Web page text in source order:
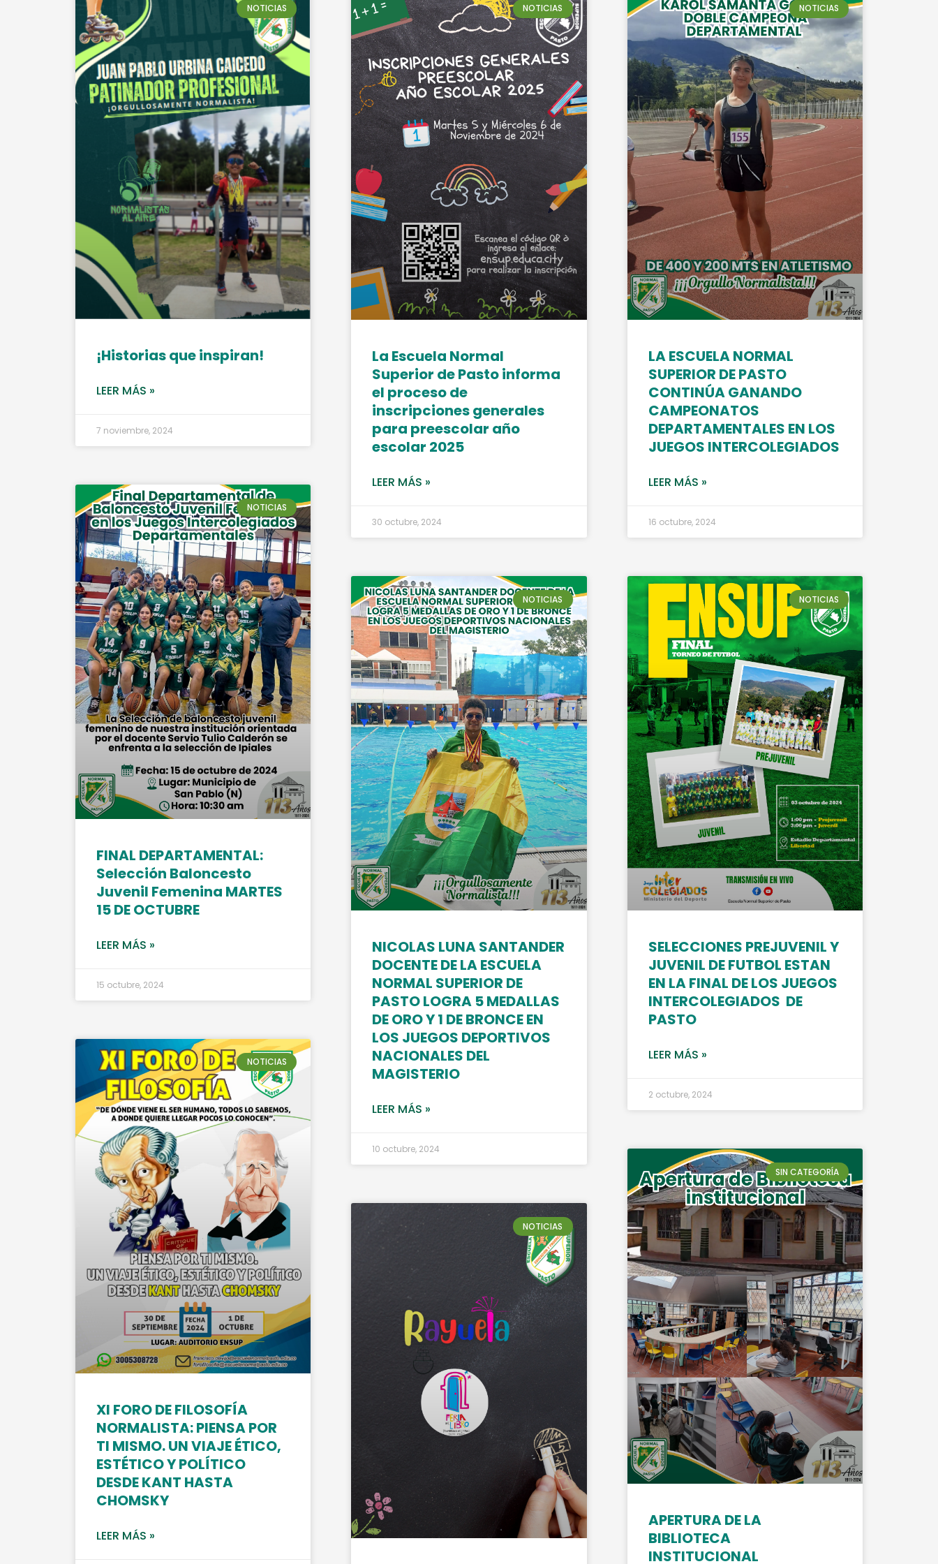
NOTICIAS
¡Historias que inspiran!
LEER MÁS »
7 noviembre, 2024
NOTICIAS
La Escuela Normal
Superior de Pasto informa
el proceso de
inscripciones generales
para preescolar año
escolar 2025
LEER MÁS »
30 octubre, 2024
NOTICIAS
LA ESCUELA NORMAL
SUPERIOR DE PASTO
CONTINÚA GANANDO
CAMPEONATOS
DEPARTAMENTALES EN LOS
JUEGOS INTERCOLEGIADOS
LEER MÁS »
16 octubre, 2024
NOTICIAS
FINAL DEPARTAMENTAL:
Selección Baloncesto
Juvenil Femenina MARTES
15 DE OCTUBRE
LEER MÁS »
15 octubre, 2024
NOTICIAS
NICOLAS LUNA SANTANDER
DOCENTE DE LA ESCUELA
NORMAL SUPERIOR DE
PASTO LOGRA 5 MEDALLAS
DE ORO Y 1 DE BRONCE EN
LOS JUEGOS DEPORTIVOS
NACIONALES DEL
MAGISTERIO
LEER MÁS »
10 octubre, 2024
NOTICIAS
SELECCIONES PREJUVENIL Y
JUVENIL DE FUTBOL ESTAN
EN LA FINAL DE LOS JUEGOS
INTERCOLEGIADOS DE
PASTO
LEER MÁS »
2 octubre, 2024
NOTICIAS
XI FORO DE FILOSOFÍA
NORMALISTA: PIENSA POR
TI MISMO. UN VIAJE ÉTICO,
ESTÉTICO Y POLÍTICO
DESDE KANT HASTA
CHOMSKY
LEER MÁS »
NOTICIAS
SIN CATEGORÍA
APERTURA DE LA
BIBLIOTECA
INSTITUCIONAL